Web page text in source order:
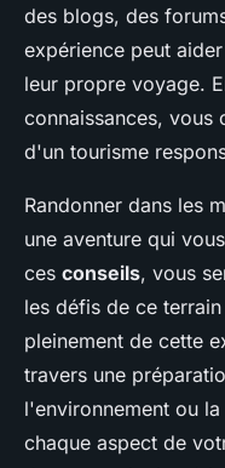
des blogs, des
expérience peut
leur propre voyage.
connaissances, vous
d'un tourisme
Randonner dans les
une aventure qui
ces conseils, vous
les défis de ce
pleinement de cette
travers une
l'environnement ou
chaque aspect de